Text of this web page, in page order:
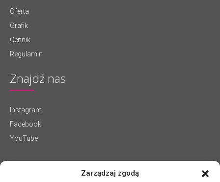
Zarządzaj zgodą
Oferta
Grafik
Cennik
Regulamin
Znajdź nas
Instagram
Facebook
YouTube